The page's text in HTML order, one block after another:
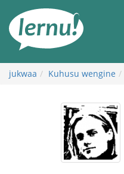
maudhui
jukwaa Kuhusu wengine